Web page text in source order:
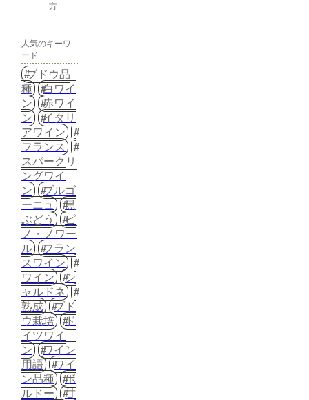
方
人気のキーワ
ード
ブドウ品
種
白ワイ
ン
赤ワイ
ン
イタリ
アワイン
フランス
スパークリ
ングワイ
ン
ブルゴ
ーニュ
黒
ぶどう
ピ
ノ・ノワー
ル
フラン
スワイン
ワイン
シ
ャルドネ
熟成
ブド
ウ栽培
ド
イツワイ
ン
ワイン
用語
ワイ
ン品種
ボ
ルドー
甘